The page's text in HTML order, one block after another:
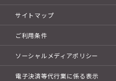
サイトマップ
ご利用条件
ソーシャルメディアポリシー
電子決済等代行業に係る表示